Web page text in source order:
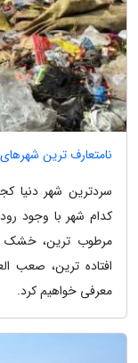
نامتعارف ترین
سردترین شهر دنیا
کدام شهر با وجود
مرطوب ترین، خشک
افتاده ترین، صعب
معرفی خواهیم کرد.